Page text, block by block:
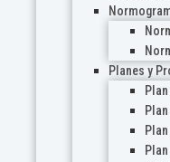
Planes y